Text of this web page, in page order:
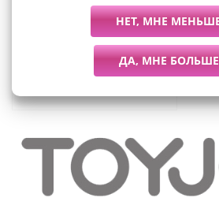
Смазка на водной основе
Toy Joy, 100 мл
руб./шт